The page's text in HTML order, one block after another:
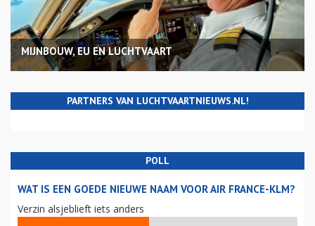
MIJNBOUW, EU EN LUCHTVAART
PARTNERS VAN LUCHTVAARTNIEUWS.NL!
POLL
WAT IS EEN GOEDE NIEUWE NAAM VOOR AIR FRANCE-KLM?
Verzin alsjeblieft iets anders